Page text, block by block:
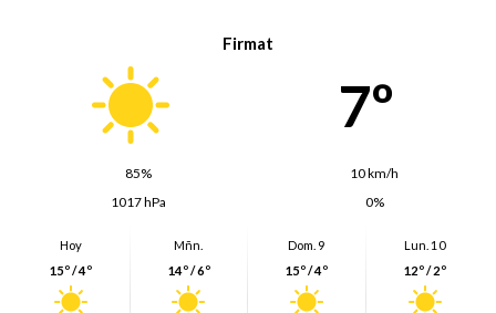
Firmat
7º
85%
10 km/h
1017 hPa
0%
Hoy
15º / 4º
Mñn.
14º / 6º
Dom. 9
15º / 4º
Lun. 10
12º / 2º